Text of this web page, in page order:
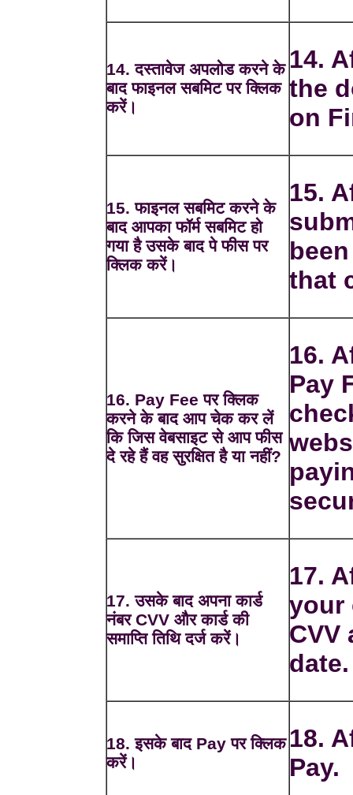
14. दस्तावेज अपलोड करने के
बाद फाइनल सबमिट पर क्लिक
करें।
14.
the
on
15. फाइनल सबमिट करने के
बाद आपका फॉर्म सबमिट हो
गया है उसके बाद पे फीस पर
क्लिक करें।
15.
that
16. Pay Fee पर क्लिक
करने के बाद आप चेक कर लें
कि जिस वेबसाइट से आप फीस
दे रहे हैं वह सुरक्षित है या नहीं?
16.
Pay
17. उसके बाद अपना कार्ड
नंबर CVV और कार्ड की
समाप्ति तिथि दर्ज करें।
17.
your
CVV
date.
18. इसके बाद Pay पर क्लिक
करें।
18.
Pay.